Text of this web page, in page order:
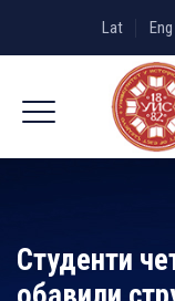
Lat Eng
Студенти